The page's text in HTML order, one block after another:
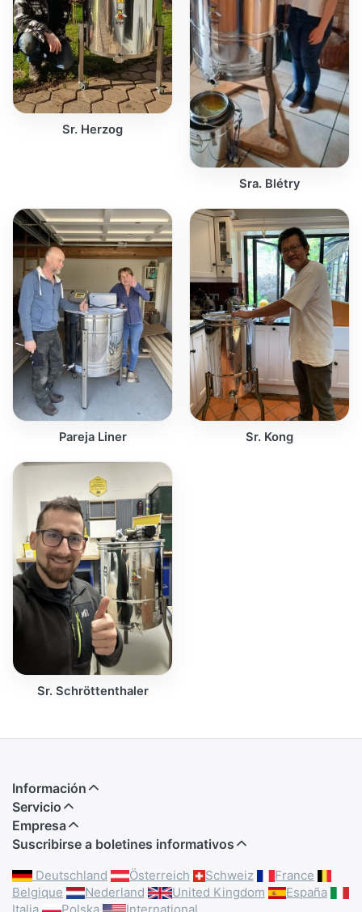
Sr. Herzog
Sra. Blétry
Pareja Liner Sr. Kong
Sr. Schröttenthaler
Información
Servicio
Empresa
Suscribirse a boletines informativos
Deutschland Österreich Schweiz
France
Belgique
Nederland United Kingdom
España
Italia
Polska International